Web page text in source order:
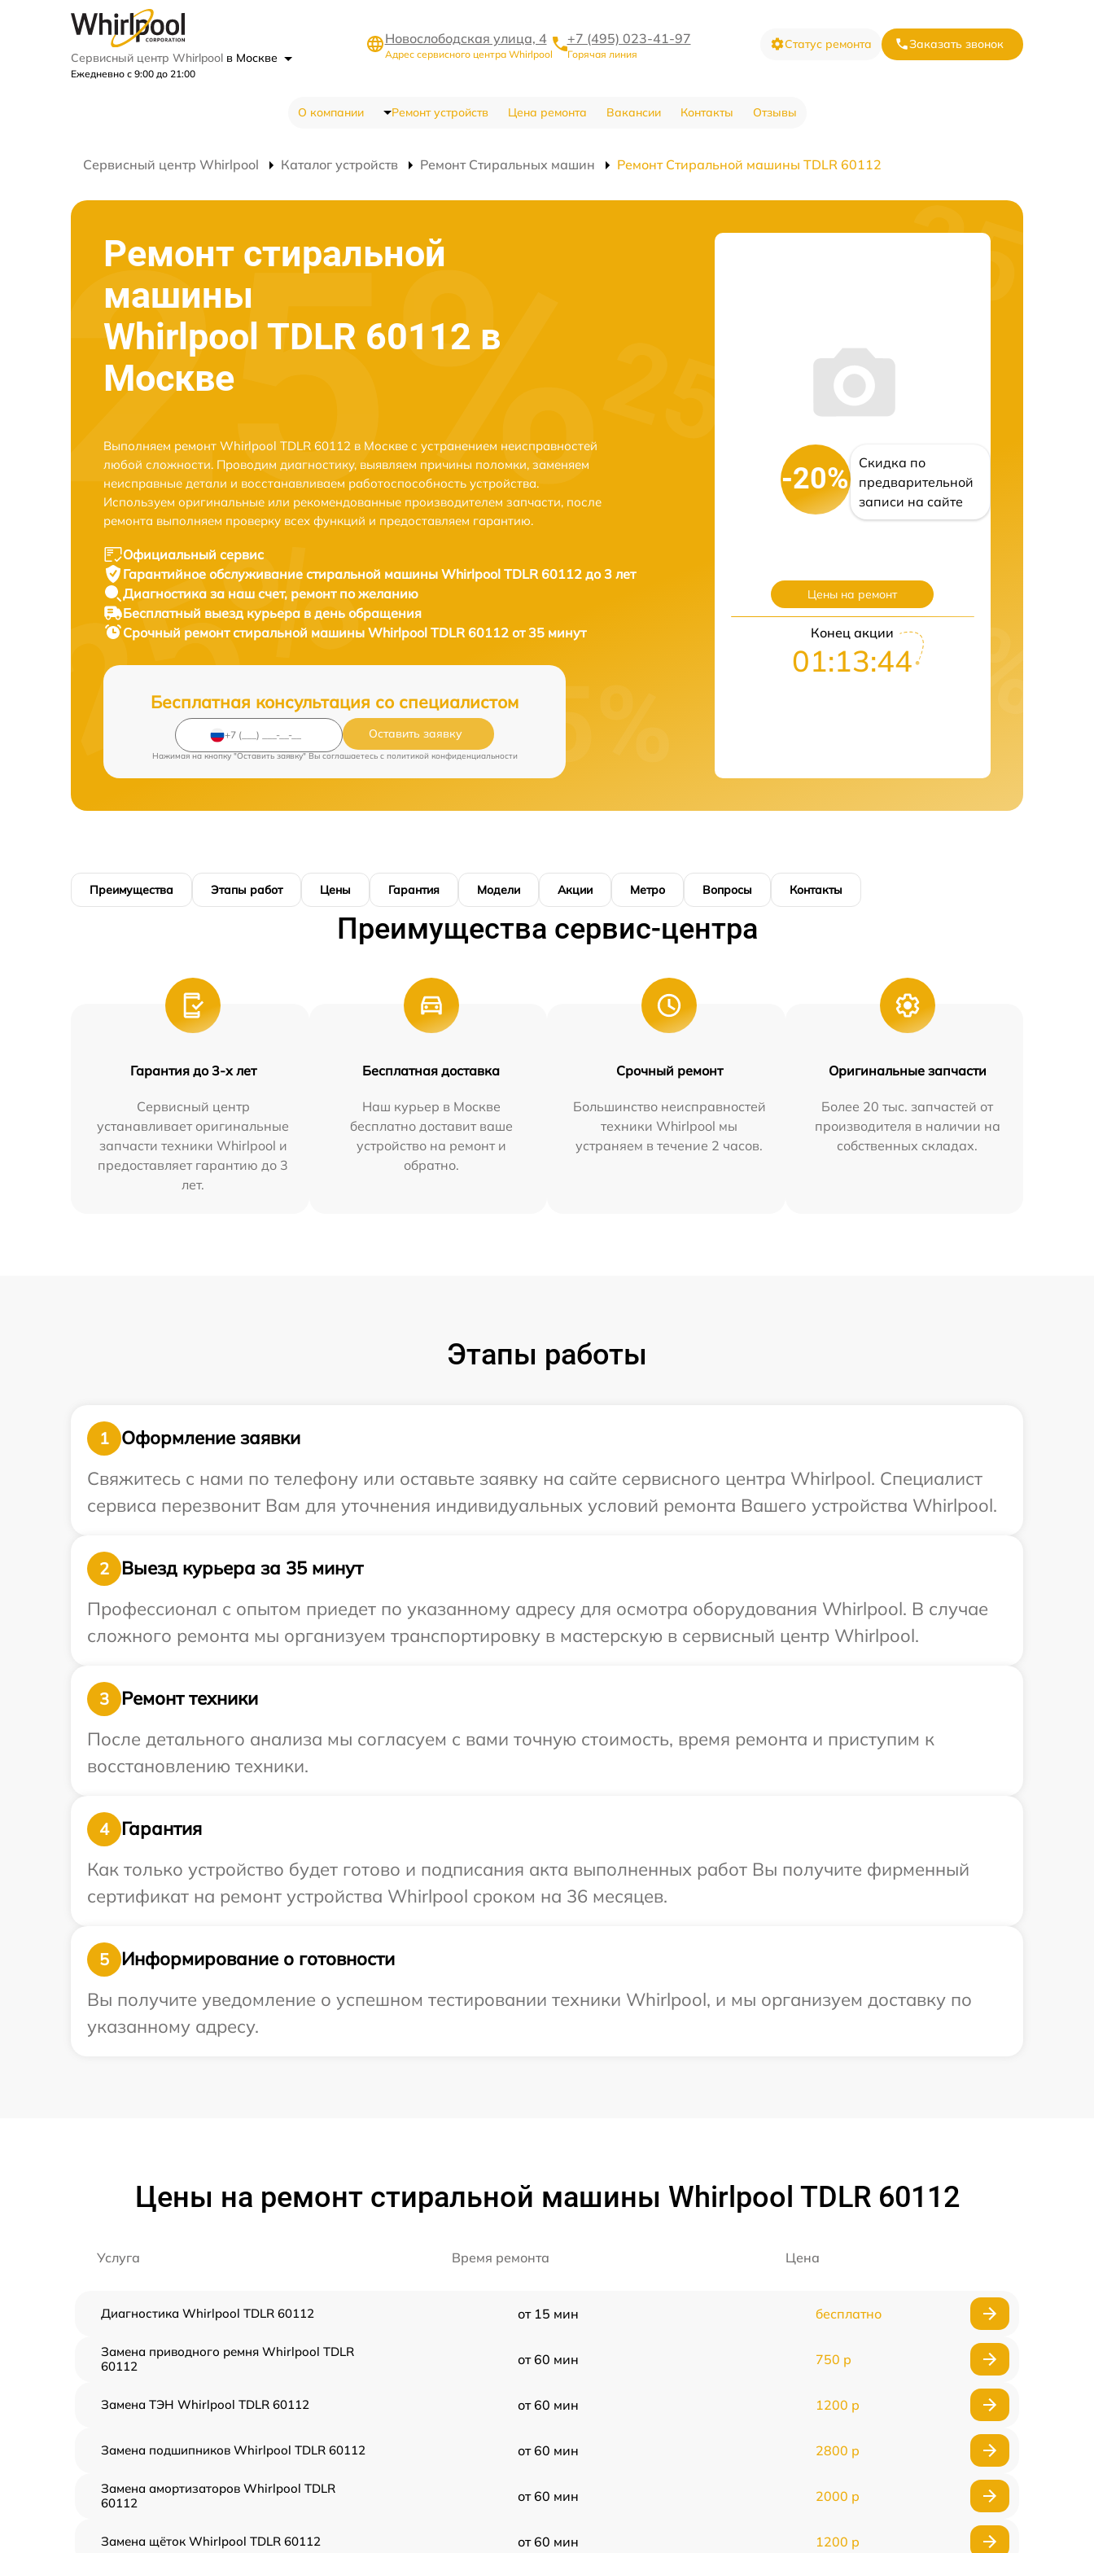
Сервисный центр Whirlpool в Москве
Ежедневно с 9:00 до 21:00
Новослободская улица, 4
Адрес сервисного центра Whirlpool
+7 (495) 023-41-97
Горячая линия
Статус ремонта Заказать звонок
О компании Ремонт устройств Цена ремонта Вакансии Контакты Отзывы
Сервисный центр Whirlpool Каталог устройств Ремонт Стиральных машин Ремонт Стиральной машины TDLR 60112
Ремонт стиральной
машины
Whirlpool TDLR 60112 в
Москве
Выполняем ремонт Whirlpool TDLR 60112 в Москве с устранением неисправностей
любой сложности. Проводим диагностику, выявляем причины поломки, заменяем
неисправные детали и восстанавливаем работоспособность устройства.
Используем оригинальные или рекомендованные производителем запчасти, после
ремонта выполняем проверку всех функций и предоставляем гарантию.
Официальный сервис
Гарантийное обслуживание стиральной машины Whirlpool TDLR 60112 до 3 лет
Диагностика за наш счет, ремонт по желанию
Бесплатный выезд курьера в день обращения
Срочный ремонтстиральной машины Whirlpool TDLR 60112 от 35 минут
Бесплатная консультация со специалистом
Оставить заявку
Нажимая на кнопку "Оставить заявку" Вы соглашаетесь c политикой конфиденциальности
-20%
Скидка по
предварительной
записи на сайте
Цены на ремонт
Конец акции
01:13:43
Преимущества Этапы работ Цены Гарантия Модели Акции Метро Вопросы Контакты
Преимущества сервис-центра
Гарантия до 3-х лет
Сервисный центр
устанавливает оригинальные
запчасти техники Whirlpool и
предоставляет гарантию до 3
лет.
Бесплатная доставка
Наш курьер в Москве
бесплатно доставит ваше
устройство на ремонт и
обратно.
Срочный ремонт
Большинство неисправностей
техники Whirlpool мы
устраняем в течение 2 часов.
Оригинальные запчасти
Более 20 тыс. запчастей от
производителя в наличии на
собственных складах.
Этапы работы
1
Оформление заявки
Свяжитесь с нами по телефону или оставьте заявку на сайте сервисного центра Whirlpool. Специалист
сервиса перезвонит Вам для уточнения индивидуальных условий ремонта Вашего устройства Whirlpool.
2
Выезд курьера за 35 минут
Профессионал с опытом приедет по указанному адресу для осмотра оборудования Whirlpool. В случае
сложного ремонта мы организуем транспортировку в мастерскую в сервисный центр Whirlpool.
3
Ремонт техники
После детального анализа мы согласуем с вами точную стоимость, время ремонта и приступим к
восстановлению техники.
4
Гарантия
Как только устройство будет готово и подписания акта выполненных работ Вы получите фирменный
сертификат на ремонт устройства Whirlpool сроком на 36 месяцев.
5
Информирование о готовности
Вы получите уведомление о успешном тестировании техники Whirlpool, и мы организуем доставку по
указанному адресу.
Цены на ремонт стиральной машины Whirlpool TDLR 60112
Услуга Время ремонта Цена
Диагностика Whirlpool TDLR 60112 от 15 мин бесплатно
Замена приводного ремня Whirlpool TDLR
60112
от 60 мин 750 р
Замена ТЭН Whirlpool TDLR 60112 от 60 мин 1200 р
Замена подшипников Whirlpool TDLR 60112 от 60 мин 2800 р
Замена амортизаторов Whirlpool TDLR
60112
от 60 мин 2000 р
Замена щёток Whirlpool TDLR 60112 от 60 мин 1200 р